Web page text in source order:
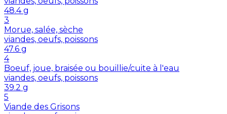
48.4 g
3
Morue, salée, sèche
viandes, oeufs, poissons
47.6 g
4
Boeuf, joue, braisée ou bouillie/cuite à l'eau
viandes, oeufs, poissons
39.2 g
5
Viande des Grisons